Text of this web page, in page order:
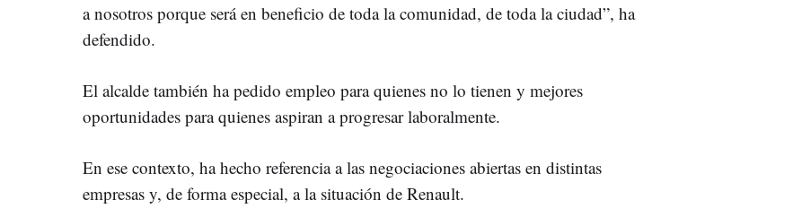
a nosotros porque será en beneficio de toda la comunidad, de toda la ciudad”, ha
defendido.
El alcalde también ha pedido empleo para quienes no lo tienen y mejores
oportunidades para quienes aspiran a progresar laboralmente.
En ese contexto, ha hecho referencia a las negociaciones abiertas en distintas
empresas y, de forma especial, a la situación de Renault.